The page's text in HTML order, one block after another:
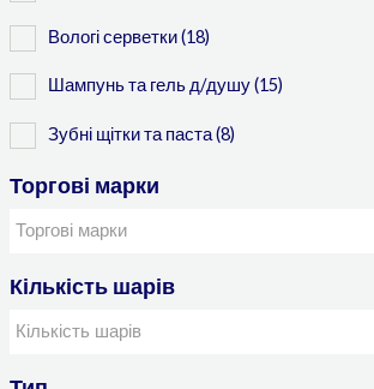
Вологі серветки(18)
Шампунь та гель д/душу(15)
Зубні щітки та паста(8)
Торгові марки
Кількість шарів